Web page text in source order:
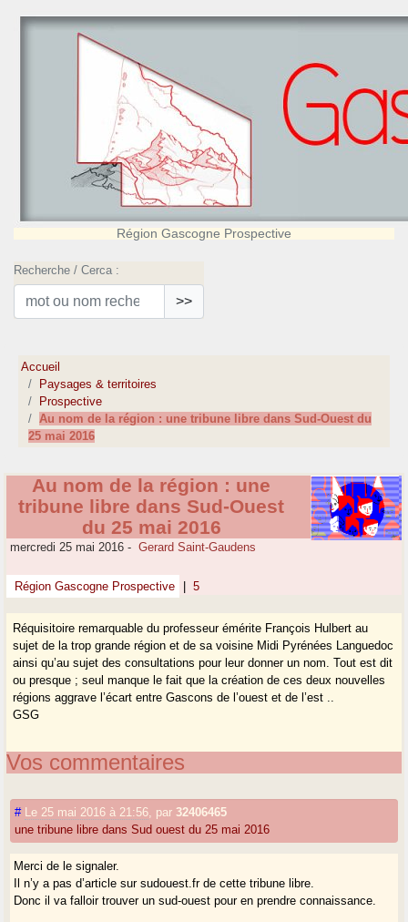
Région Gascogne Prospective
Recherche / Cerca :
>>
Accueil
Paysages & territoires
Prospective
Au nom de la région : une tribune libre dans Sud-Ouest du
25 mai 2016
Au nom de la région : une
tribune libre dans Sud-Ouest
du 25 mai 2016
mercredi 25 mai 2016 - Gerard Saint-Gaudens
Région Gascogne Prospective 5
Réquisitoire remarquable du professeur émérite François Hulbert au
sujet de la trop grande région et de sa voisine Midi Pyrénées Languedoc
ainsi qu’au sujet des consultations pour leur donner un nom. Tout est dit
ou presque ; seul manque le fait que la création de ces deux nouvelles
régions aggrave l’écart entre Gascons de l’ouest et de l’est ..
GSG
Vos commentaires
# Le 25 mai 2016 à 21:56 par32406465
une tribune libre dans Sud ouest du 25 mai 2016
Merci de le signaler.
Il n’y a pas d’article sur sudouest.fr de cette tribune libre.
Donc il va falloir trouver un sud-ouest pour en prendre connaissance.